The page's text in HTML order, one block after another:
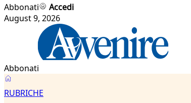
Abbonati
Accedi
August 9, 2026
Abbonati
RUBRICHE